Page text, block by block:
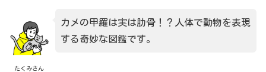
たくみさん
カメの甲羅は実は肋骨！？人体で動物を表現
する奇妙な図鑑です。